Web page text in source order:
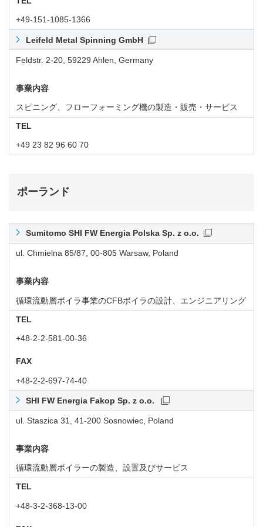
+49-151-1085-1366
Leifeld Metal Spinning GmbH
Feldstr. 2-20, 59229 Ahlen, Germany
事業内容
スピニング、フローフォーミング機の製造・販売・サービス
TEL
+49 23 82 96 60 70
ポーランド
Sumitomo SHI FW Energia Polska Sp. z o.o.
ul. Chmielna 85/87, 00-805 Warsaw, Poland
事業内容
循環流動層ボイラ事業のCFBボイラの設計、エンジニアリング
TEL
+48-2-2-581-00-36
FAX
+48-2-2-697-74-40
SHI FW Energia Fakop Sp. z o.o.
ul. Staszica 31, 41-200 Sosnowiec, Poland
事業内容
循環流動層ボイラーの製造、設置及びサービス
TEL
+48-3-2-368-13-00